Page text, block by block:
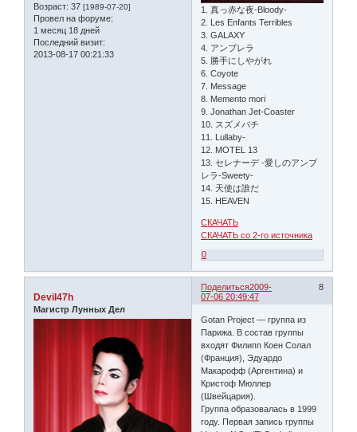
Возраст: 37 [1989-07-20]
Провел на форуме:
1 месяц 18 дней
Последний визит:
2013-08-17 00:21:33
1. 真っ赤な夜-Bloody-
2. Les Enfants Terribles
3. GALAXY
4. アンブレラ
5. 勝手にしやがれ
6. Coyote
7. Message
8. Memento mori
9. Jonathan Jet-Coaster
10. スズメバチ
11. Lullaby-
12. MOTEL 13
13. セレナーデ -愛しのアンブ
レラ-Sweety-
14. 天使は誰だ
15. HEAVEN
СКАЧАТЬ
СКАЧАТЬ со 2-го источника
0
Поделиться 8
2009-
07-06 20:49:47
Devil47h
Магистр Лунных Дел
Gotan Project — группа из
Парижа. В состав группы
входят Филипп Коен Солал
(Франция), Эдуардо
Макарофф (Аргентина) и
Кристоф Мюллер
(Швейцария).
Группа образовалась в 1999
году. Первая запись группы